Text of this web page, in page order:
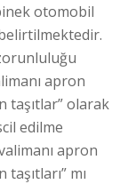
otomobil
apron
taşıtlar” olarak
edilme
apron
mı